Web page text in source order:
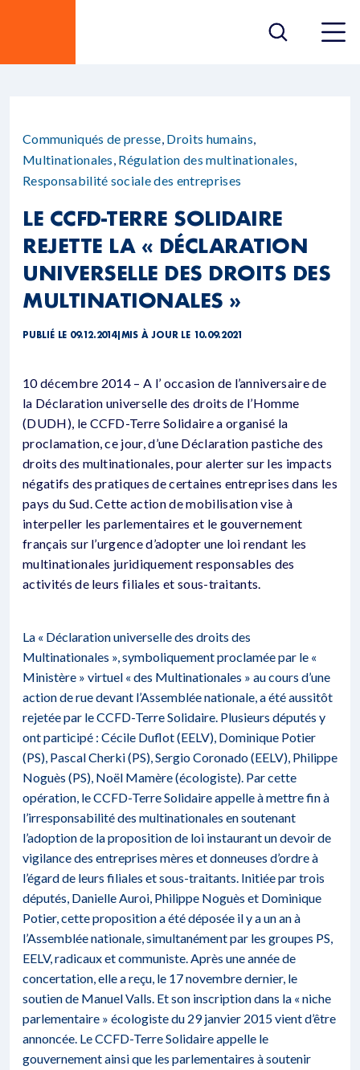
Communiqués de presse, Droits humains,
Multinationales, Régulation des multinationales,
Responsabilité sociale des entreprises
LE CCFD-TERRE SOLIDAIRE
REJETTE LA « DÉCLARATION
UNIVERSELLE DES DROITS DES
MULTINATIONALES »
PUBLIÉ LE 09.12.2014| MIS À JOUR LE 10.09.2021
10 décembre 2014 – A l’ occasion de l’anniversaire de
la Déclaration universelle des droits de l’Homme
(DUDH), le CCFD-Terre Solidaire a organisé la
proclamation, ce jour, d’une Déclaration pastiche des
droits des multinationales, pour alerter sur les impacts
négatifs des pratiques de certaines entreprises dans les
pays du Sud. Cette action de mobilisation vise à
interpeller les parlementaires et le gouvernement
français sur l’urgence d’adopter une loi rendant les
multinationales juridiquement responsables des
activités de leurs filiales et sous-traitants.
La « Déclaration universelle des droits des
Multinationales », symboliquement proclamée par le «
Ministère » virtuel « des Multinationales » au cours d’une
action de rue devant l’Assemblée nationale, a été aussitôt
rejetée par le CCFD-Terre Solidaire. Plusieurs députés y
ont participé : Cécile Duflot (EELV), Dominique Potier
(PS), Pascal Cherki (PS), Sergio Coronado (EELV), Philippe
Noguès (PS), Noël Mamère (écologiste). Par cette
opération, le CCFD-Terre Solidaire appelle à mettre fin à
l’irresponsabilité des multinationales en soutenant
l’adoption de la proposition de loi instaurant un devoir de
vigilance des entreprises mères et donneuses d’ordre à
l’égard de leurs filiales et sous-traitants. Initiée par trois
députés, Danielle Auroi, Philippe Noguès et Dominique
Potier, cette proposition a été déposée il y a un an à
l’Assemblée nationale, simultanément par les groupes PS,
EELV, radicaux et communiste. Après une année de
concertation, elle a reçu, le 17 novembre dernier, le
soutien de Manuel Valls. Et son inscription dans la « niche
parlementaire » écologiste du 29 janvier 2015 vient d’être
annoncée. Le CCFD-Terre Solidaire appelle le
gouvernement ainsi que les parlementaires à soutenir